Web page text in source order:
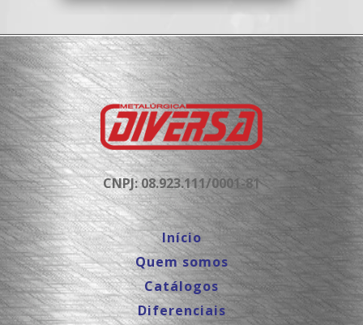
CNPJ: 08.923.111/0001-81
Início
Quem somos
Catálogos
Diferenciais